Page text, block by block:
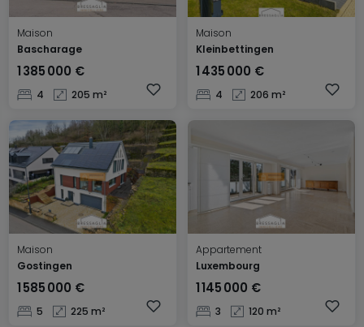
Maison
Bascharage
1 385 000 €
4 205 m²
Maison
Kleinbettingen
1 435 000 €
4 206 m²
Maison
Gostingen
1 585 000 €
5 225 m²
Appartement
Luxembourg
1 145 000 €
3 120 m²